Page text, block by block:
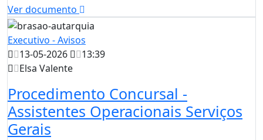
Ver documento
Executivo - Avisos
13-05-2026
13:39
Elsa Valente
Procedimento Concursal -
Assistentes Operacionais Serviços
Gerais